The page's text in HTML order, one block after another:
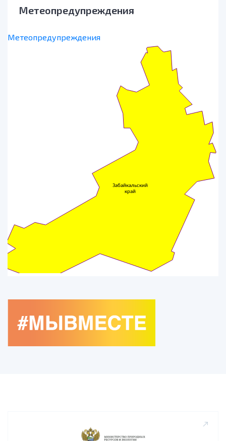
Метеопредупреждения
Метеопредупреждения
Забайкальский
край